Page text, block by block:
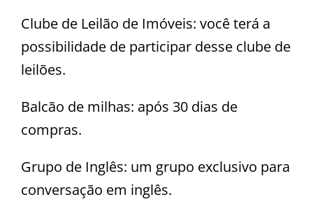
Clube de Leilão de Imóveis: você terá a
possibilidade de participar desse clube de
leilões.
Balcão de milhas: após 30 dias de
compras.
Grupo de Inglês: um grupo exclusivo para
conversação em inglês.